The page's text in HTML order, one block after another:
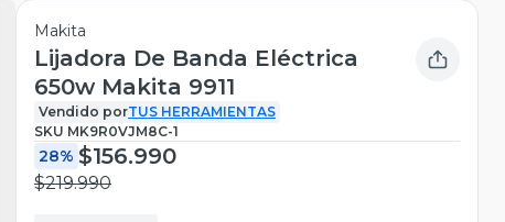
Makita
Lijadora De Banda Eléctrica
650w Makita 9911
Vendido porTUS HERRAMIENTAS
SKU MK9R0VJM8C-1
28% $156.990
$219.990